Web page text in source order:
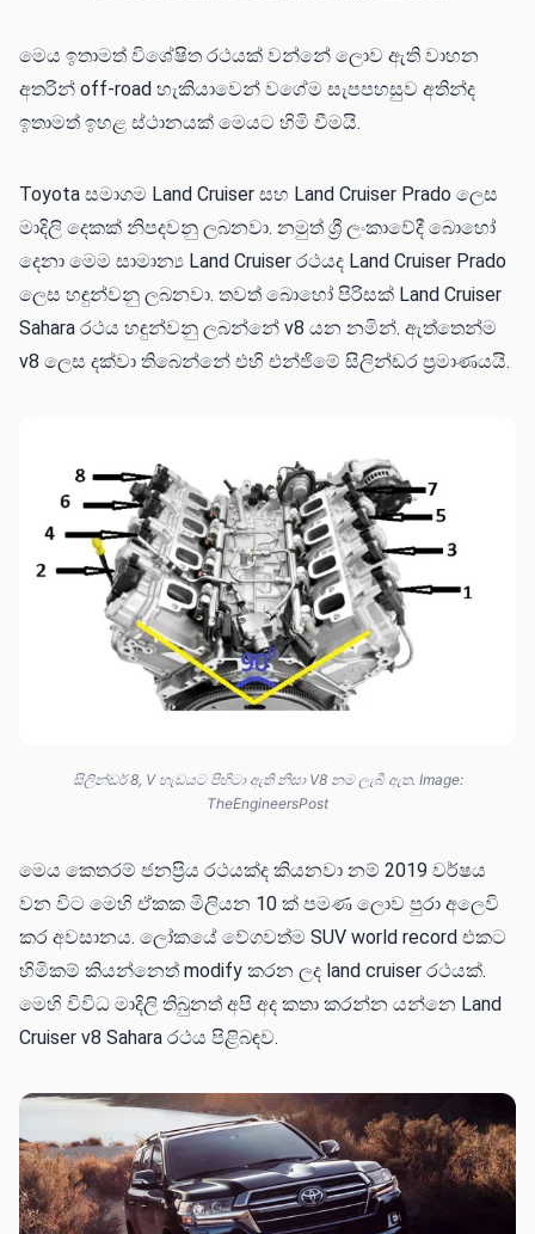
මෙය ඉතාමත් විශේෂිත රථයක් වන්නේ ලොව ඇති වාහන
අතරින් off-road හැකියාවෙන් වගේම සැපපහසුව අතින්ද
ඉතාමත් ඉහළ ස්ථානයක් මෙයට හිමි වීමයි.
Toyota සමාගම Land Cruiser සහ Land Cruiser Prado ලෙස
මාදිලි දෙකක් නිපදවනු ලබනවා. නමුත් ශ්‍රී ලංකාවේදී බොහෝ
දෙනා මෙම සාමාන්‍ය Land Cruiser රථයද Land Cruiser Prado
ලෙස හඳුන්වනු ලබනවා. තවත් බොහෝ පිරිසක් Land Cruiser
Sahara රථය හඳුන්වනු ලබන්නේ v8 යන නමින්. ඇත්තෙන්ම
v8 ලෙස දක්වා තිබෙන්නේ එහි එන්ජිමේ සිලින්ඩර ප්‍රමාණයයි.
සිලින්ඩර් 8, V හැඩයට පිහිටා ඇති නිසා V8 නම ලැබී ඇත. Image:
TheEngineersPost
මෙය කෙතරම් ජනප්‍රිය රථයක්ද කියනවා නම් 2019 වර්ෂය
වන විට මෙහි ඒකක මිලියන 10 ක් පමණ ලොව පුරා අලෙවි
කර අවසානය. ලෝකයේ වේගවත්ම SUV world record එකට
හිමිකම් කියන්නෙත් modify කරන ලද land cruiser රථයක්.
මෙහි විවිධ මාදිලි තිබුනත් අපි අද කතා කරන්න යන්නෙ Land
Cruiser v8 Sahara රථය පිළිබඳව.